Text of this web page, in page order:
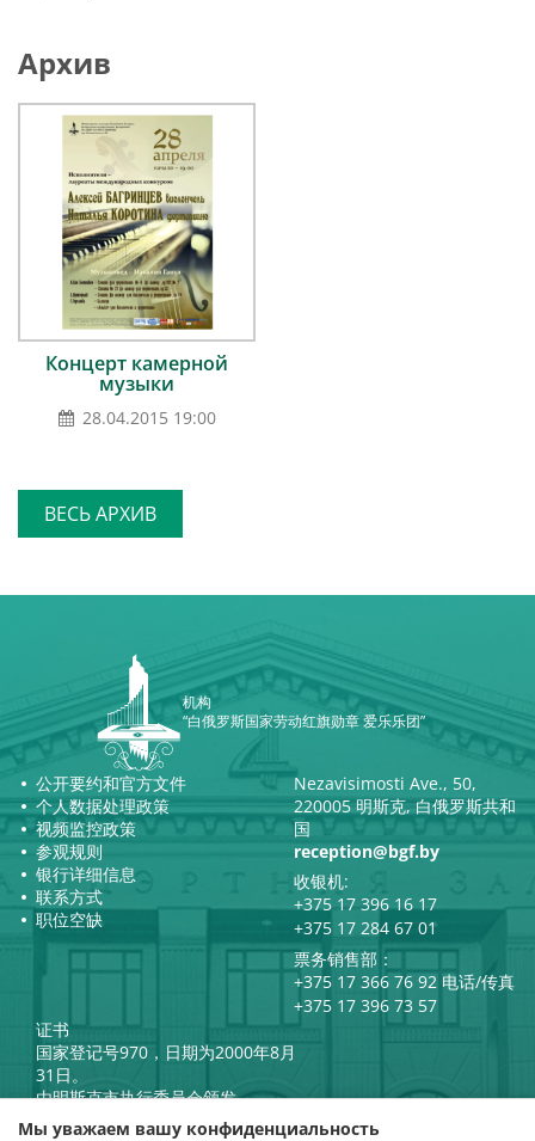
Архив
Концерт камерной
музыки
28.04.2015 19:00
ВЕСЬ АРХИВ
机构
“白俄罗斯国家劳动红旗勋章 爱乐乐团”
公开要约和官方文件
个人数据处理政策
视频监控政策
参观规则
银行详细信息
联系方式
职位空缺
Nezavisimosti Ave., 50,
220005 明斯克, 白俄罗斯共和
国
reception@bgf.by
收银机:
+375 17 396 16 17
+375 17 284 67 01
票务销售部：
+375 17 366 76 92 电话/传真
+375 17 396 73 57
证书
国家登记号970，日期为2000年8月
31日。
由明斯克市执行委员会颁发。
白俄罗斯共和国总统官方互联网
Мы уважаем вашу конфиденциальность